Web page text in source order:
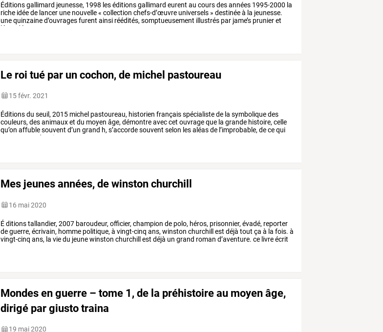
Éditionsgallimard jeunesse, 1998 leséditionsgallimard eurent au coursdesannées 1995-2000 la
riche idéede lancer une nouvelle« collection chefs-d’œuvre universels » destinéeà la jeunesse.
unequinzained’ouvragesfurent ainsi réédités, somptueusement illustrés par jame’s prunieret
légendés
Le roi tué par un cochon, de michel pastoureau
15 févr. 2021
Éditionsdu seuil, 2015 michel pastoureau, historien françaisspécialistede la symboliquedes
couleurs, desanimauxet du moyen âge, démontreaveccet ouvrageque la grande histoire, celle
qu’on affublesouvent d’un grand h, s’accordesouvent selon lesaléasde l’improbable, decequi
de prime
Mes jeunes années, de winston churchill
16 mai 2020
Éditionstallandier, 2007 baroudeur, officier, champion de polo, héros, prisonnier, évadé, reporter
deguerre, écrivain, homme politique, à vingt-cinq ans, winston churchill est déjà tout ça à la fois. à
vingt-cinq ans, la viedu jeunewinston churchill est déjà un grand roman d’aventure. ce livreécrit
Mondes en guerre – tome 1, de la préhistoire au moyen âge,
dirigé par giusto traina
19 mai 2020